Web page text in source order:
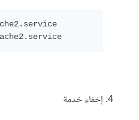
إخفاء خدمة